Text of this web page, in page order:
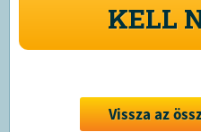
KELL
Vissza az